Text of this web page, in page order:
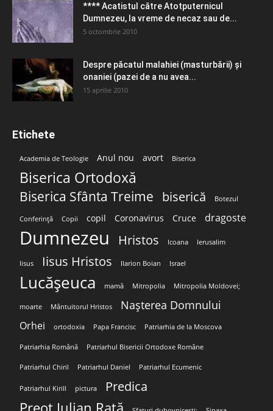
**** Acatistul către Atotputernicul
Dumnezeu, la vreme de necaz sau de...
5 octombrie 2010
Despre păcatul malahiei (masturbării) şi
onaniei (pazei de a nu avea...
15 aprilie 2010
Etichete
Academia de Teologie Anul nou avort Biserica
Biserica Ortodoxă
Biserica Sfânta Treime biserică Botezul
Conferință Copii copil Coronavirus Cruce dragoste
Dumnezeu Hristos Icoana Ierusalim
Iisus Iisus Hristos Ilarion Boian Israel
Lucășeuca mamă Mitropolia Mitropolia Moldovei;
moarte Mântuitorul Hristos Nașterea Domnului
Orhei ortodoxia Papa Francisc Patriarhia de la Moscova
Patriarhia Română Patriarhul Bisericii Ortodoxe Române
Patriarhul Chiril Patriarhul Daniel Patriarhul Ecumenic
Patriarhul Kirill pictura Predica